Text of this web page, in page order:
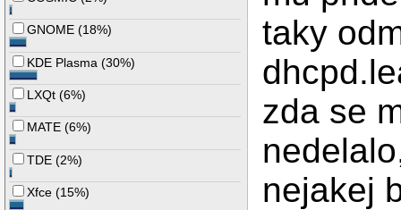
GNOME (18%)
KDE Plasma (30%)
LXQt (6%)
MATE (6%)
TDE (2%)
Xfce (15%)
taky
zda se
nejakej